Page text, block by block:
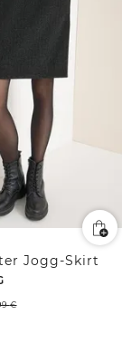
Jogg-Skirt
€